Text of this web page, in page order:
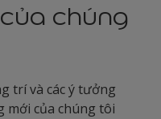
chúng
trí và các ý tưởng
của chúng tôi